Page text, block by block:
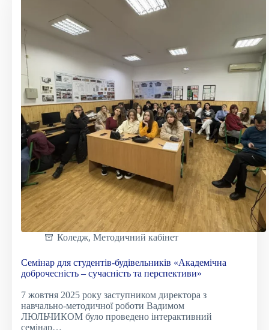
для
галузі
технологій:
гармонізація
ринку
праці
та
ринку
освітянських
послуг»
Коледж, Методичний кабінет
Семінар для студентів-будівельників «Академічна
доброчесність – сучасність та перспективи»
7 жовтня 2025 року заступником директора з
навчально-методичної роботи Вадимом
ЛЮЛЬЧИКОМ було проведено інтерактивний
семінар…